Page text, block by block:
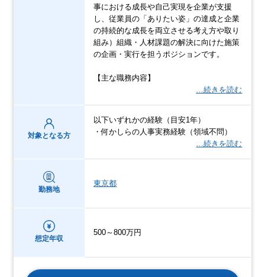
事における成長や自己実現を企業が支援
し、従業員の「ありたい姿」の達成と企業
の持続的な成長を両立させる考え方や取り
組み）組織・人材課題の解決に向けた施策
の企画・実行を担うポジションです。
【主な職務内容】
…続きを読む
対象となる方
以下いずれかの経験（目安1年）
・何かしらの人事実務経験（領域不問）
…続きを読む
勤務地
東京都
想定年収
500～800万円